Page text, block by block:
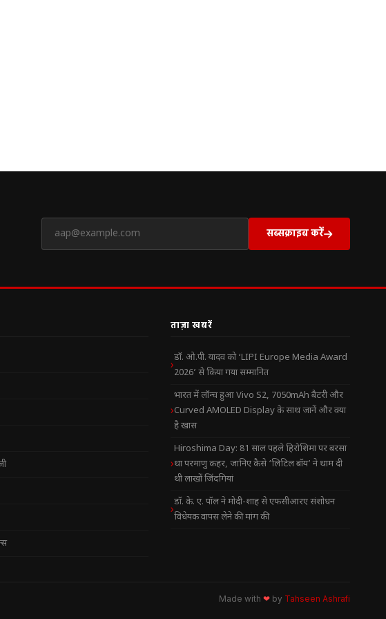
सब्सक्राइब करें
ताज़ा खबरें
डॉ. ओ.पी. यादव को ‘LIPI Europe Media Award
2026’ से किया गया सम्मानित
भारत में लॉन्च हुआ Vivo S2, 7050mAh बैटरी और
Curved AMOLED Display के साथ जानें और क्या
है खास
Hiroshima Day: 81 साल पहले हिरोशिमा पर बरसा
था परमाणु कहर, जानिए कैसे ‘लिटिल बॉय’ ने थाम दी
थी लाखों जिंदगियां
डॉ. के. ए. पॉल ने मोदी-शाह से एफसीआरए संशोधन
विधेयक वापस लेने की मांग की
Made with ❤ by Tahseen Ashrafi